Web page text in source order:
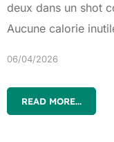
deux dans un shot
Aucune calorie
06/04/2026
READ MORE...